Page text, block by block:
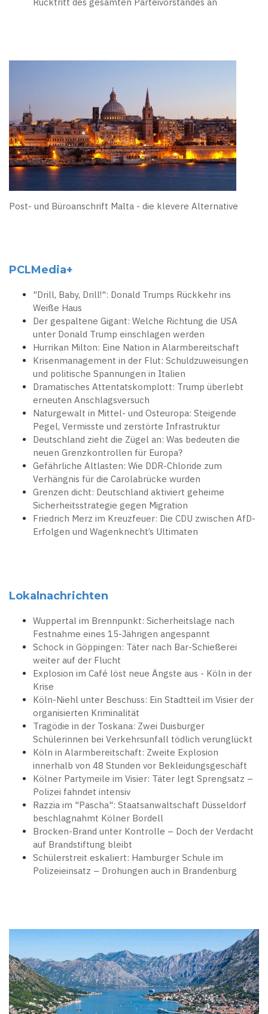
Post- und Büroanschrift Malta - die klevere Alternative
PCLMedia+
"Drill, Baby, Drill!": Donald Trumps Rückkehr ins
Weiße Haus
Der gespaltene Gigant: Welche Richtung die USA
unter Donald Trump einschlagen werden
Hurrikan Milton: Eine Nation in Alarmbereitschaft
Krisenmanagement in der Flut: Schuldzuweisungen
und politische Spannungen in Italien
Dramatisches Attentatskomplott: Trump überlebt
erneuten Anschlagsversuch
Naturgewalt in Mittel- und Osteuropa: Steigende
Pegel, Vermisste und zerstörte Infrastruktur
Deutschland zieht die Zügel an: Was bedeuten die
neuen Grenzkontrollen für Europa?
Gefährliche Altlasten: Wie DDR-Chloride zum
Verhängnis für die Carolabrücke wurden
Grenzen dicht: Deutschland aktiviert geheime
Sicherheitsstrategie gegen Migration
Friedrich Merz im Kreuzfeuer: Die CDU zwischen AfD-
Erfolgen und Wagenknecht’s Ultimaten
Lokalnachrichten
Wuppertal im Brennpunkt: Sicherheitslage nach
Festnahme eines 15-Jährigen angespannt
Schock in Göppingen: Täter nach Bar-Schießerei
weiter auf der Flucht
Explosion im Café löst neue Ängste aus - Köln in der
Krise
Köln-Niehl unter Beschuss: Ein Stadtteil im Visier der
organisierten Kriminalität
Tragödie in der Toskana: Zwei Duisburger
Schülerinnen bei Verkehrsunfall tödlich verunglückt
Köln in Alarmbereitschaft: Zweite Explosion
innerhalb von 48 Stunden vor Bekleidungsgeschäft
Kölner Partymeile im Visier: Täter legt Sprengsatz –
Polizei fahndet intensiv
Razzia im "Pascha": Staatsanwaltschaft Düsseldorf
beschlagnahmt Kölner Bordell
Brocken-Brand unter Kontrolle – Doch der Verdacht
auf Brandstiftung bleibt
Schülerstreit eskaliert: Hamburger Schule im
Polizeieinsatz – Drohungen auch in Brandenburg